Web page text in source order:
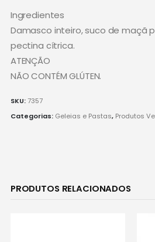
Ingredientes
Damasco inteiro, suco de maçã
pectina cítrica.
ATENÇÃO
NÃO CONTÉM GLÚTEN.
SKU:7357
Categorias: Geleias e Pastas, Produtos
PRODUTOS RELACIONADOS